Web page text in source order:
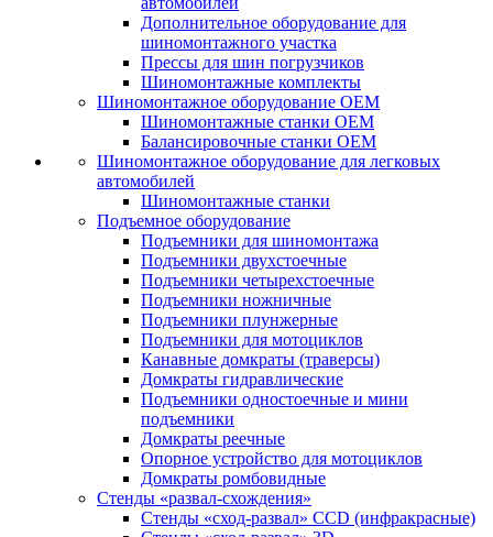
Дополнительное оборудование для
шиномонтажного участка
Прессы для шин погрузчиков
Шиномонтажные комплекты
Шиномонтажное оборудование ОЕМ
Шиномонтажные станки ОЕМ
Балансировочные станки ОЕМ
Шиномонтажное оборудование для легковых
автомобилей
Шиномонтажные станки
Подъемное оборудование
Подъемники для шиномонтажа
Подъемники двухстоечные
Подъемники четырехстоечные
Подъемники ножничные
Подъемники плунжерные
Подъемники для мотоциклов
Канавные домкраты (траверсы)
Домкраты гидравлические
Подъемники одностоечные и мини
подъемники
Домкраты реечные
Опорное устройство для мотоциклов
Домкраты ромбовидные
Стенды «развал-схождения»
Стенды «сход-развал» CCD (инфракрасные)